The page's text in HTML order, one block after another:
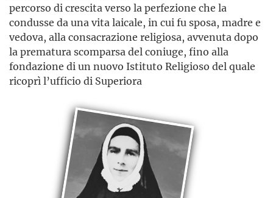
percorso di crescita verso la perfezione che la
condusse da una vita laicale, in cui fu sposa, madre e
vedova, alla consacrazione religiosa, avvenuta dopo
la prematura scomparsa del coniuge, fino alla
fondazione di un nuovo Istituto Religioso del quale
ricoprì l’ufficio di Superiora